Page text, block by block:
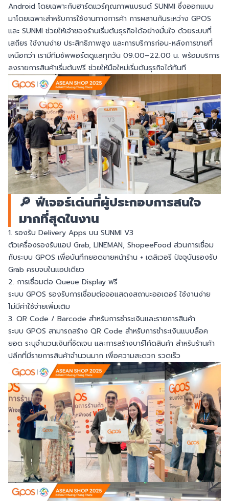
Android โดยเฉพาะกับฮาร์ดแวร์คุณภาพแบรนด์ SUNMI ซึ่งออกแบบ
มาโดยเฉพาะสำหรับการใช้งานทางการค้า การผสานกันระหว่าง GPOS
และ SUNMI ช่วยให้เจ้าของร้านเริ่มต้นธุรกิจได้อย่างมั่นใจ ด้วยระบบที่
เสถียร ใช้งานง่าย ประสิทธิภาพสูง และการบริการก่อน-หลังการขายที่
เหนือกว่า เรามีทีมซัพพอร์ตดูแลทุกวัน 09.00–22.00 น. พร้อมบริการ
ลงรายการสินค้าเริ่มต้นฟรี ช่วยให้มือใหม่เริ่มต้นธุรกิจได้ทันที
🔎 ฟีเจอร์เด่นที่ผู้ประกอบการสนใจ
มากที่สุดในงาน
1. รองรับ Delivery Apps บน SUNMI V3
ตัวเครื่องรองรับแอป Grab, LINEMAN, ShopeeFood ส่วนการเชื่อม
กับระบบ GPOS เพื่อบันทึกยอดขายหน้าร้าน + เดลิเวอรี ปัจจุบันรองรับ
Grab ครบจบในแอปเดียว
2. การเชื่อมต่อ Queue Display ฟรี
ระบบ GPOS รองรับการเชื่อมต่อจอแสดงสถานะออเดอร์ ใช้งานง่าย
ไม่มีค่าใช้จ่ายเพิ่มเติม
3. QR Code / Barcode สำหรับการชำระเงินเเละรายการสินค้า
ระบบ GPOS สามารถสร้าง QR Code สำหรับการชำระเงินแบบล็อค
ยอด ระบุจำนวนเงินที่ชัดเจน และการสร้างบาร์โค้ดสินค้า สำหรับร้านค้า
ปลีกที่มีรายการสินค้าจำนวนมาก เพื่อความสะดวก รวดเร็ว